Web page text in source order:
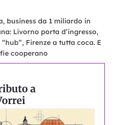
business da 1 miliardo in
Livorno porta d’ingresso,
“hub”, Firenze a tutta coca. E
cooperano
a